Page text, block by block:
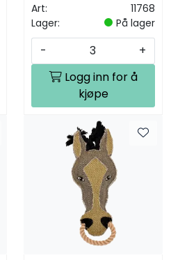
Art:
11768
Lager:
På lager
-
+
Logg inn for å
kjøpe